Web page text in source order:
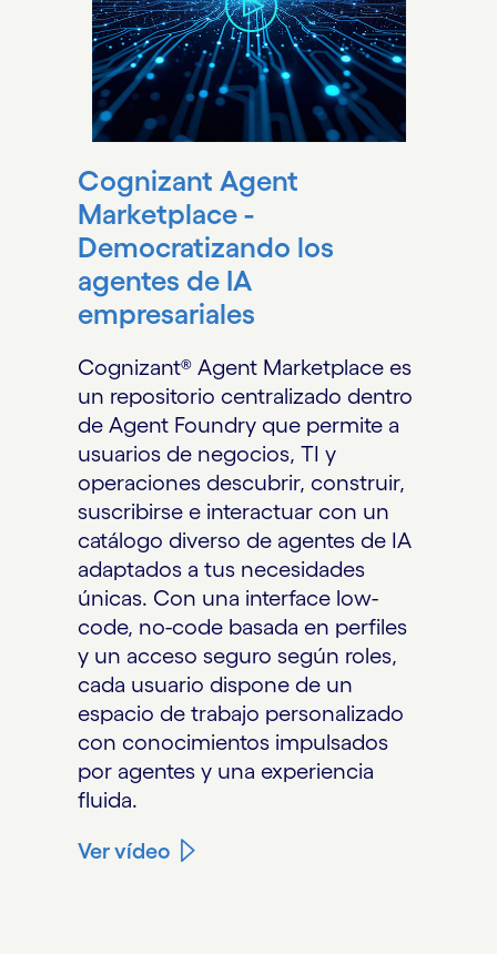
Cognizant Agent
Marketplace -
Democratizando los
agentes de IA
empresariales
Cognizant® Agent Marketplace es
un repositorio centralizado dentro
de Agent Foundry que permite a
usuarios de negocios, TI y
operaciones descubrir, construir,
suscribirse e interactuar con un
catálogo diverso de agentes de IA
adaptados a tus necesidades
únicas. Con una interface low-
code, no-code basada en perfiles
y un acceso seguro según roles,
cada usuario dispone de un
espacio de trabajo personalizado
con conocimientos impulsados
por agentes y una experiencia
fluida.
Ver vídeo